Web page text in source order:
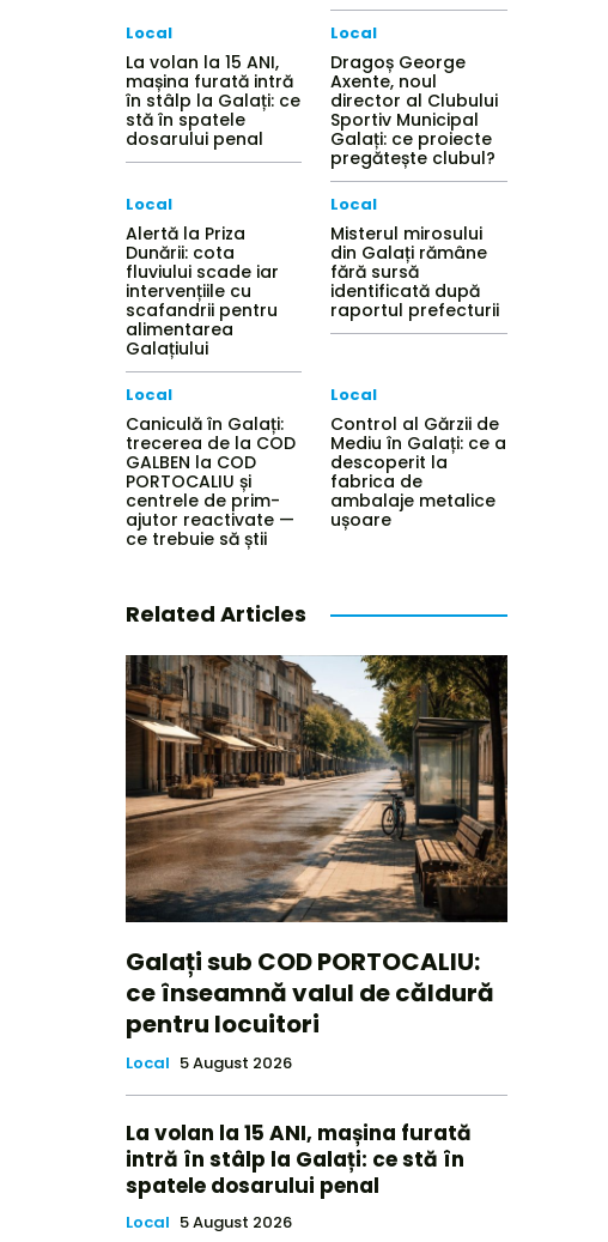
Local
La volan la 15 ANI,
mașina furată intră
în stâlp la Galați: ce
stă în spatele
dosarului penal
Local
Dragoș George
Axente, noul
director al Clubului
Sportiv Municipal
Galați: ce proiecte
pregătește clubul?
Local
Alertă la Priza
Dunării: cota
fluviului scade iar
intervențiile cu
scafandrii pentru
alimentarea
Galațiului
Local
Misterul mirosului
din Galați rămâne
fără sursă
identificată după
raportul prefecturii
Local
Caniculă în Galați:
trecerea de la COD
GALBEN la COD
PORTOCALIU și
centrele de prim-
ajutor reactivate —
ce trebuie să știi
Local
Control al Gărzii de
Mediu în Galați: ce a
descoperit la
fabrica de
ambalaje metalice
ușoare
Related Articles
Galați sub COD PORTOCALIU:
ce înseamnă valul de căldură
pentru locuitori
Local 5 August 2026
La volan la 15 ANI, mașina furată
intră în stâlp la Galați: ce stă în
spatele dosarului penal
Local 5 August 2026